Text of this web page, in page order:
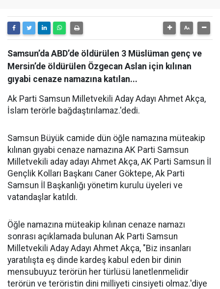
Samsun’da ABD’de öldürülen 3 Müslüman genç ve
Mersin’de öldürülen Özgecan Aslan için kılınan
gıyabi cenaze namazına katılan...
Ak Parti Samsun Milletvekili Aday Adayı Ahmet Akça,
İslam terörle bağdaştırılamaz.'dedi.
Samsun Büyük camide dün öğle namazına müteakip
kılınan gıyabi cenaze namazına AK Parti Samsun
Milletvekili aday adayı Ahmet Akça, AK Parti Samsun İl
Gençlik Kolları Başkanı Caner Göktepe, Ak Parti
Samsun İl Başkanlığı yönetim kurulu üyeleri ve
vatandaşlar katıldı.
Öğle namazına müteakip kılınan cenaze namazı
sonrası açıklamada bulunan Ak Parti Samsun
Milletvekili Aday Adayı Ahmet Akça, "Biz insanları
yaratılışta eş dinde kardeş kabul eden bir dinin
mensubuyuz terörün her türlüsü lanetlenmelidir
terörün ve teröristin dini milliyeti cinsiyeti olmaz.'diye